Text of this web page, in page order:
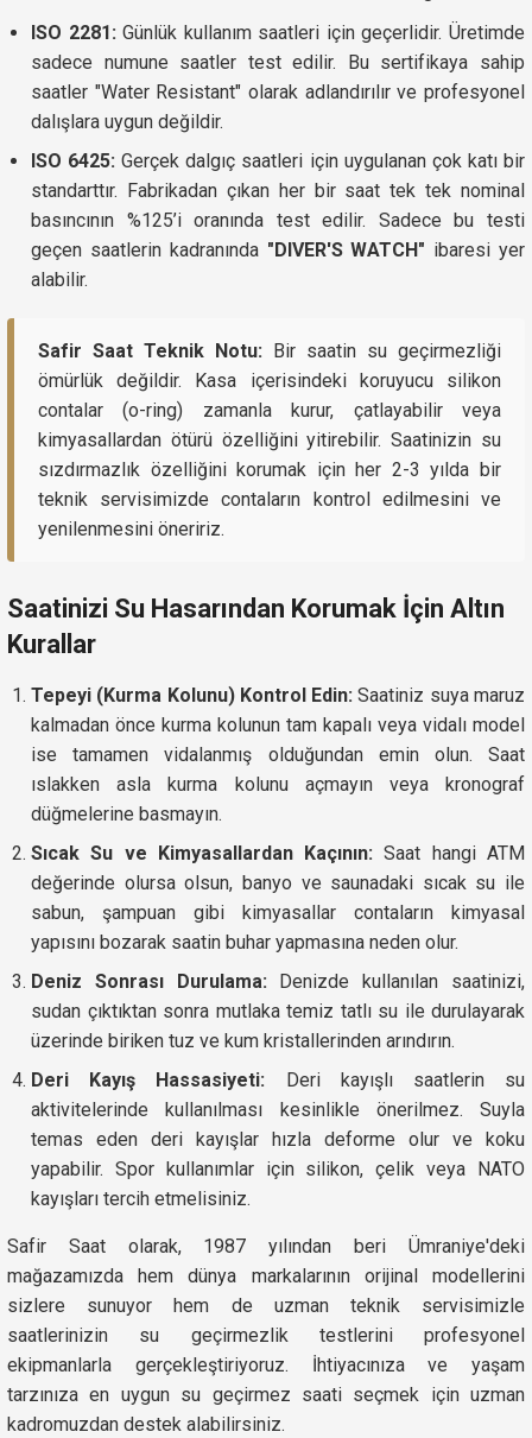
ISO 2281: Günlük kullanım saatleri için geçerlidir. Üretimde
sadece numune saatler test edilir. Bu sertifikaya sahip
saatler "Water Resistant" olarak adlandırılır ve profesyonel
dalışlara uygun değildir.
ISO 6425: Gerçek dalgıç saatleri için uygulanan çok katı bir
standarttır. Fabrikadan çıkan her bir saat tek tek nominal
basıncının %125’i oranında test edilir. Sadece bu testi
geçen saatlerin kadranında "DIVER'S WATCH" ibaresi yer
alabilir.
Safir Saat Teknik Notu: Bir saatin su geçirmezliği
ömürlük değildir. Kasa içerisindeki koruyucu silikon
contalar (o-ring) zamanla kurur, çatlayabilir veya
kimyasallardan ötürü özelliğini yitirebilir. Saatinizin su
sızdırmazlık özelliğini korumak için her 2-3 yılda bir
teknik servisimizde contaların kontrol edilmesini ve
yenilenmesini öneririz.
Saatinizi Su Hasarından Korumak İçin Altın
Kurallar
Tepeyi (Kurma Kolunu) Kontrol Edin: Saatiniz suya maruz
kalmadan önce kurma kolunun tam kapalı veya vidalı model
ise tamamen vidalanmış olduğundan emin olun. Saat
ıslakken asla kurma kolunu açmayın veya kronograf
düğmelerine basmayın.
Sıcak Su ve Kimyasallardan Kaçının: Saat hangi ATM
değerinde olursa olsun, banyo ve saunadaki sıcak su ile
sabun, şampuan gibi kimyasallar contaların kimyasal
yapısını bozarak saatin buhar yapmasına neden olur.
Deniz Sonrası Durulama: Denizde kullanılan saatinizi,
sudan çıktıktan sonra mutlaka temiz tatlı su ile durulayarak
üzerinde biriken tuz ve kum kristallerinden arındırın.
Deri Kayış Hassasiyeti: Deri kayışlı saatlerin su
aktivitelerinde kullanılması kesinlikle önerilmez. Suyla
temas eden deri kayışlar hızla deforme olur ve koku
yapabilir. Spor kullanımlar için silikon, çelik veya NATO
kayışları tercih etmelisiniz.
Safir Saat olarak, 1987 yılından beri Ümraniye'deki
mağazamızda hem dünya markalarının orijinal modellerini
sizlere sunuyor hem de uzman teknik servisimizle
saatlerinizin su geçirmezlik testlerini profesyonel
ekipmanlarla gerçekleştiriyoruz. İhtiyacınıza ve yaşam
tarzınıza en uygun su geçirmez saati seçmek için uzman
kadromuzdan destek alabilirsiniz.